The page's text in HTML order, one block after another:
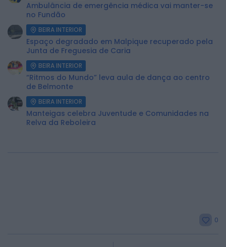
Ambulância de emergência médica vai manter-se
no Fundão
BEIRA INTERIOR
Espaço degradado em Malpique recuperado pela
Junta de Freguesia de Caria
BEIRA INTERIOR
“Ritmos do Mundo” leva aula de dança ao centro
de Belmonte
BEIRA INTERIOR
Manteigas celebra Juventude e Comunidades na
Relva da Reboleira
0